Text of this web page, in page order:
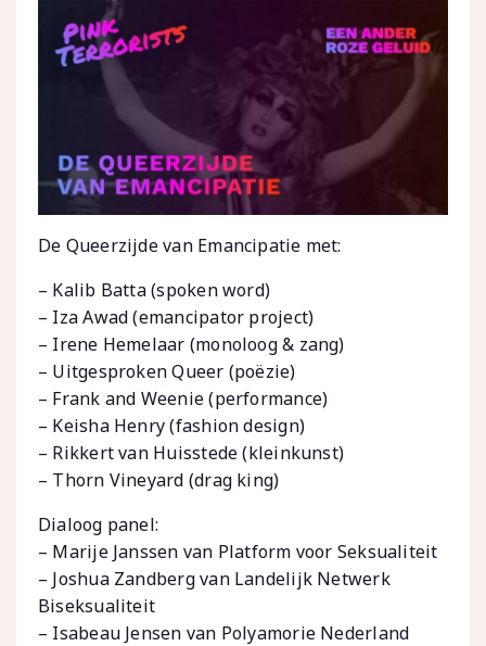
De Queerzijde van Emancipatie met:
– Kalib Batta (spoken word)
– Iza Awad (emancipator project)
– Irene Hemelaar (monoloog & zang)
– Uitgesproken Queer (poëzie)
– Frank and Weenie (performance)
– Keisha Henry (fashion design)
– Rikkert van Huisstede (kleinkunst)
– Thorn Vineyard (drag king)
Dialoog panel:
– Marije Janssen van Platform voor Seksualiteit
– Joshua Zandberg van Landelijk Netwerk
Biseksualiteit
– Isabeau Jensen van Polyamorie Nederland